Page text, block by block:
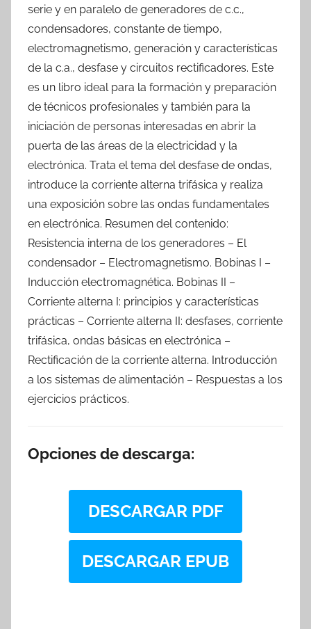
serie y en paralelo de generadores de c.c.,
condensadores, constante de tiempo,
electromagnetismo, generación y características
de la c.a., desfase y circuitos rectificadores. Este
es un libro ideal para la formación y preparación
de técnicos profesionales y también para la
iniciación de personas interesadas en abrir la
puerta de las áreas de la electricidad y la
electrónica. Trata el tema del desfase de ondas,
introduce la corriente alterna trifásica y realiza
una exposición sobre las ondas fundamentales
en electrónica. Resumen del contenido:
Resistencia interna de los generadores – El
condensador – Electromagnetismo. Bobinas I –
Inducción electromagnética. Bobinas II –
Corriente alterna I: principios y características
prácticas – Corriente alterna II: desfases, corriente
trifásica, ondas básicas en electrónica –
Rectificación de la corriente alterna. Introducción
a los sistemas de alimentación – Respuestas a los
ejercicios prácticos.
Opciones de descarga:
DESCARGAR PDF
DESCARGAR EPUB